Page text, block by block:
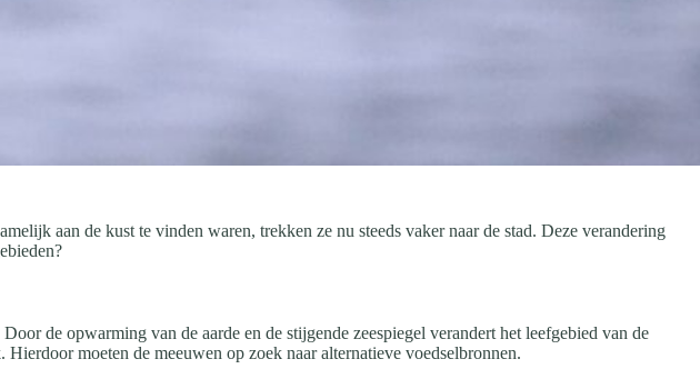
aan de kust te vinden waren, trekken ze nu steeds vaker naar de stad. Deze verandering
de opwarming van de aarde en de stijgende zeespiegel verandert het leefgebied van de
moeten de meeuwen op zoek naar alternatieve voedselbronnen.